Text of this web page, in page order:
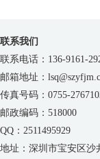
联系我们
联系电话：136-9161-
邮箱地址：
传真号码：0755-
邮政编码：518000
QQ：2511495929
地址：深圳市宝安区沙